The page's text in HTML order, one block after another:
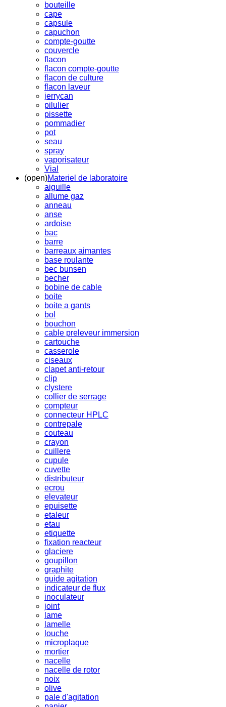
bouteille
cape
capsule
capuchon
compte-goutte
couvercle
flacon
flacon compte-goutte
flacon de culture
flacon laveur
jerrycan
pilulier
pissette
pommadier
pot
seau
spray
vaporisateur
Vial
(open)Materiel de laboratoire
aiguille
allume gaz
anneau
anse
ardoise
bac
barre
barreaux aimantes
base roulante
bec bunsen
becher
bobine de cable
boite
boite a gants
bol
bouchon
cable preleveur immersion
cartouche
casserole
ciseaux
clapet anti-retour
clip
clystere
collier de serrage
compteur
connecteur HPLC
contrepale
couteau
crayon
cuillere
cupule
cuvette
distributeur
ecrou
elevateur
epuisette
etaleur
etau
etiquette
fixation reacteur
glaciere
goupillon
graphite
guide agitation
indicateur de flux
inoculateur
joint
lame
lamelle
louche
microplaque
mortier
nacelle
nacelle de rotor
noix
olive
pale d'agitation